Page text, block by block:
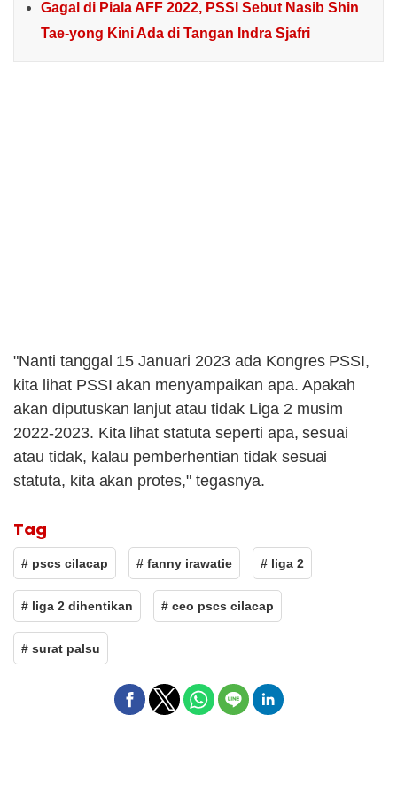
Gagal di Piala AFF 2022, PSSI Sebut Nasib Shin
Tae-yong Kini Ada di Tangan Indra Sjafri
"Nanti tanggal 15 Januari 2023 ada Kongres PSSI,
kita lihat PSSI akan menyampaikan apa. Apakah
akan diputuskan lanjut atau tidak Liga 2 musim
2022-2023. Kita lihat statuta seperti apa, sesuai
atau tidak, kalau pemberhentian tidak sesuai
statuta, kita akan protes," tegasnya.
Tag
# pscs cilacap # fanny irawatie # liga 2
# liga 2 dihentikan # ceo pscs cilacap
# surat palsu